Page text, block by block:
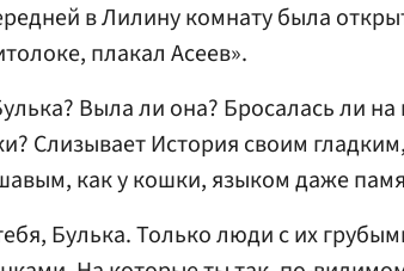
в Лилину комнату была
плакал Асеев».
Выла ли она? Бросалась ли
Слизывает История своим
как у кошки, языком даже
Булька. Только люди с их